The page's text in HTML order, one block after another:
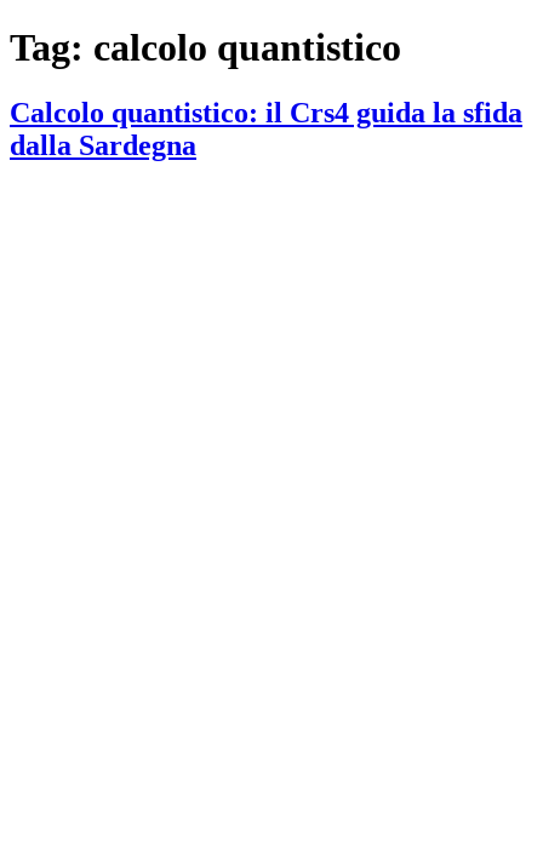
Tag: calcolo quantistico
Calcolo quantistico: il Crs4 guida la sfida
dalla Sardegna